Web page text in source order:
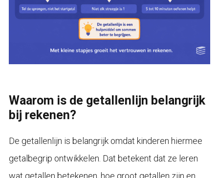
Waarom is de getallenlijn belangrijk
bij rekenen?
De getallenlijn is belangrijk omdat kinderen hiermee
getalbegrip ontwikkelen. Dat betekent dat ze leren
wat getallen betekenen, hoe groot getallen zijn en